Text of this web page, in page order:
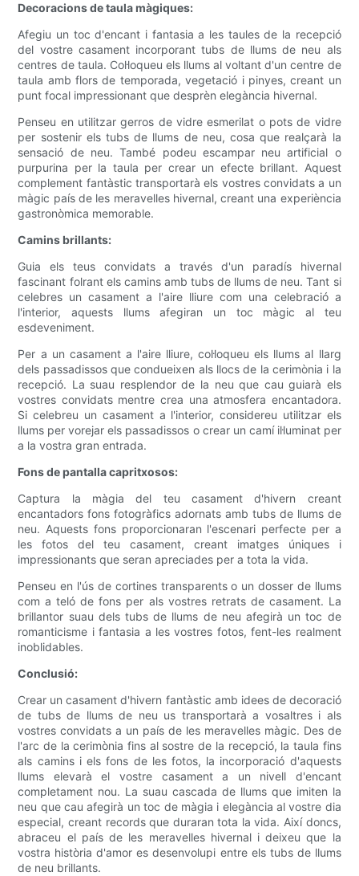
Decoracions de taula màgiques:
Afegiu un toc d'encant i fantasia a les taules de la recepció
del vostre casament incorporant tubs de llums de neu als
centres de taula. Col·loqueu els llums al voltant d'un centre de
taula amb flors de temporada, vegetació i pinyes, creant un
punt focal impressionant que desprèn elegància hivernal.
Penseu en utilitzar gerros de vidre esmerilat o pots de vidre
per sostenir els tubs de llums de neu, cosa que realçarà la
sensació de neu. També podeu escampar neu artificial o
purpurina per la taula per crear un efecte brillant. Aquest
complement fantàstic transportarà els vostres convidats a un
màgic país de les meravelles hivernal, creant una experiència
gastronòmica memorable.
Camins brillants:
Guia els teus convidats a través d'un paradís hivernal
fascinant folrant els camins amb tubs de llums de neu. Tant si
celebres un casament a l'aire lliure com una celebració a
l'interior, aquests llums afegiran un toc màgic al teu
esdeveniment.
Per a un casament a l'aire lliure, col·loqueu els llums al llarg
dels passadissos que condueixen als llocs de la cerimònia i la
recepció. La suau resplendor de la neu que cau guiarà els
vostres convidats mentre crea una atmosfera encantadora.
Si celebreu un casament a l'interior, considereu utilitzar els
llums per vorejar els passadissos o crear un camí il·luminat per
a la vostra gran entrada.
Fons de pantalla capritxosos:
Captura la màgia del teu casament d'hivern creant
encantadors fons fotogràfics adornats amb tubs de llums de
neu. Aquests fons proporcionaran l'escenari perfecte per a
les fotos del teu casament, creant imatges úniques i
impressionants que seran apreciades per a tota la vida.
Penseu en l'ús de cortines transparents o un dosser de llums
com a teló de fons per als vostres retrats de casament. La
brillantor suau dels tubs de llums de neu afegirà un toc de
romanticisme i fantasia a les vostres fotos, fent-les realment
inoblidables.
Conclusió:
Crear un casament d'hivern fantàstic amb idees de decoració
de tubs de llums de neu us transportarà a vosaltres i als
vostres convidats a un país de les meravelles màgic. Des de
l'arc de la cerimònia fins al sostre de la recepció, la taula fins
als camins i els fons de les fotos, la incorporació d'aquests
llums elevarà el vostre casament a un nivell d'encant
completament nou. La suau cascada de llums que imiten la
neu que cau afegirà un toc de màgia i elegància al vostre dia
especial, creant records que duraran tota la vida. Així doncs,
abraceu el país de les meravelles hivernal i deixeu que la
vostra història d'amor es desenvolupi entre els tubs de llums
de neu brillants.